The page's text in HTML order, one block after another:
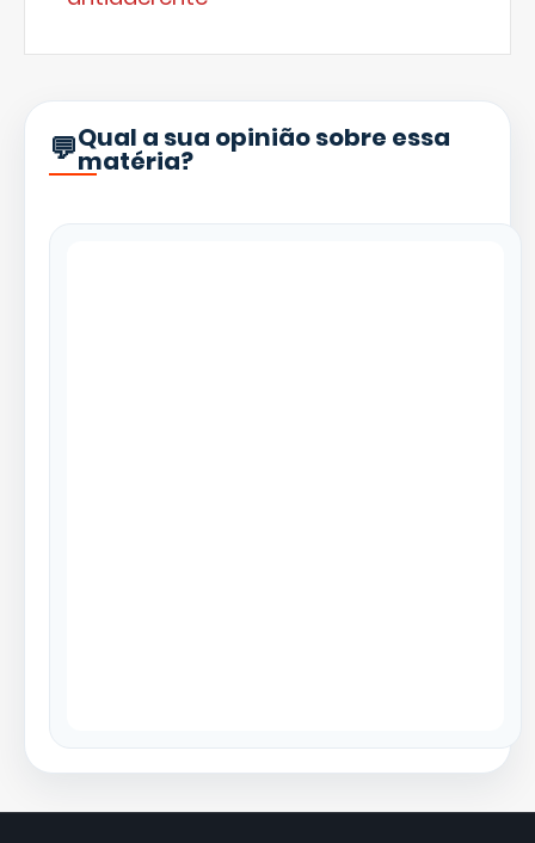
Qual a sua opinião sobre essa
matéria?